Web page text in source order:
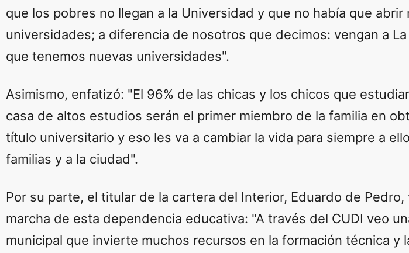
que los pobres no llegan a la Universidad y que no había que abrir
universidades; a diferencia de nosotros que decimos: vengan a
que tenemos nuevas universidades".
Asimismo, enfatizó: "El 96% de las chicas y los chicos que
casa de altos estudios serán el primer miembro de la familia en
título universitario y eso les va a cambiar la vida para siempre a
familias y a la ciudad".
Por su parte, el titular de la cartera del Interior, Eduardo de Pedro,
marcha de esta dependencia educativa: "A través del CUDI veo
municipal que invierte muchos recursos en la formación técnica y